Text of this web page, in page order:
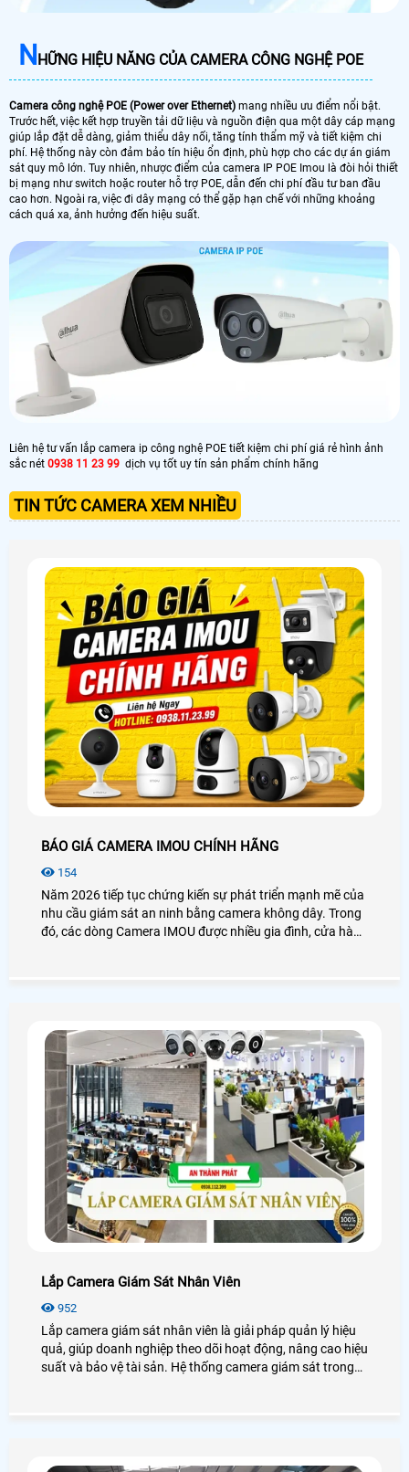
NHỮNG HIỆU NĂNG CỦA CAMERA CÔNG NGHỆ POE
Camera công nghệ POE (Power over Ethernet) mang nhiều ưu điểm nổi bật.
Trước hết, việc kết hợp truyền tải dữ liệu và nguồn điện qua một dây cáp mạng
giúp lắp đặt dễ dàng, giảm thiểu dây nối, tăng tính thẩm mỹ và tiết kiệm chi
phí. Hệ thống này còn đảm bảo tín hiệu ổn định, phù hợp cho các dự án giám
sát quy mô lớn. Tuy nhiên, nhược điểm của camera IP POE Imou là đòi hỏi thiết
bị mạng như switch hoặc router hỗ trợ POE, dẫn đến chi phí đầu tư ban đầu
cao hơn. Ngoài ra, việc đi dây mạng có thể gặp hạn chế với những khoảng
cách quá xa, ảnh hưởng đến hiệu suất.
Liên hệ tư vấn lắp camera ip công nghệ POE tiết kiệm chi phí giá rẻ hình ảnh
sắc nét 0938 11 23 99 dịch vụ tốt uy tín sản phẩm chính hãng
TIN TỨC CAMERA XEM NHIỀU
BÁO GIÁ CAMERA IMOU CHÍNH HÃNG
154
Năm 2026 tiếp tục chứng kiến sự phát triển mạnh mẽ của
nhu cầu giám sát an ninh bằng camera không dây. Trong
đó, các dòng Camera IMOU được nhiều gia đình, cửa hàng
Lắp Camera Giám Sát Nhân Viên
952
Lắp camera giám sát nhân viên là giải pháp quản lý hiệu
quả, giúp doanh nghiệp theo dõi hoạt động, nâng cao hiệu
suất và bảo vệ tài sản. Hệ thống camera giám sát trong